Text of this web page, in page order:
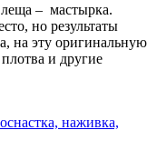
– мастырка.
но результаты
на эту оригинальную
и другие
наживка,